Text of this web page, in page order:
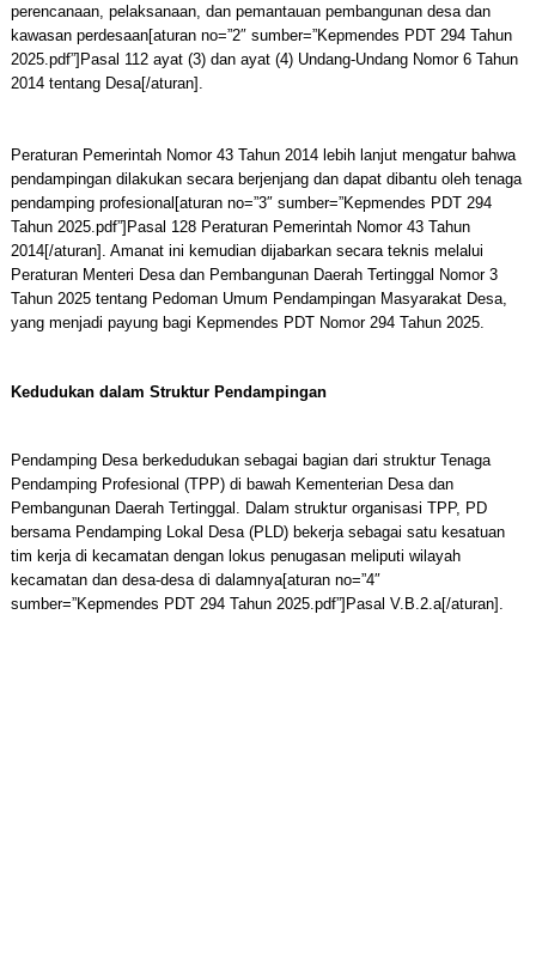
perencanaan, pelaksanaan, dan pemantauan pembangunan desa dan
kawasan perdesaan[aturan no=”2″ sumber=”Kepmendes PDT 294 Tahun
2025.pdf”]Pasal 112 ayat (3) dan ayat (4) Undang-Undang Nomor 6 Tahun
2014 tentang Desa[/aturan].
Peraturan Pemerintah Nomor 43 Tahun 2014 lebih lanjut mengatur bahwa
pendampingan dilakukan secara berjenjang dan dapat dibantu oleh tenaga
pendamping profesional[aturan no=”3″ sumber=”Kepmendes PDT 294
Tahun 2025.pdf”]Pasal 128 Peraturan Pemerintah Nomor 43 Tahun
2014[/aturan]. Amanat ini kemudian dijabarkan secara teknis melalui
Peraturan Menteri Desa dan Pembangunan Daerah Tertinggal Nomor 3
Tahun 2025 tentang Pedoman Umum Pendampingan Masyarakat Desa,
yang menjadi payung bagi Kepmendes PDT Nomor 294 Tahun 2025.
Kedudukan dalam Struktur Pendampingan
Pendamping Desa berkedudukan sebagai bagian dari struktur Tenaga
Pendamping Profesional (TPP) di bawah Kementerian Desa dan
Pembangunan Daerah Tertinggal. Dalam struktur organisasi TPP, PD
bersama Pendamping Lokal Desa (PLD) bekerja sebagai satu kesatuan
tim kerja di kecamatan dengan lokus penugasan meliputi wilayah
kecamatan dan desa-desa di dalamnya[aturan no=”4″
sumber=”Kepmendes PDT 294 Tahun 2025.pdf”]Pasal V.B.2.a[/aturan].